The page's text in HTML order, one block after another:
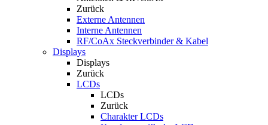
Zurück
Externe Antennen
Interne Antennen
RF/CoAx Steckverbinder & Kabel
Displays
Displays
Zurück
LCDs
LCDs
Zurück
Charakter LCDs